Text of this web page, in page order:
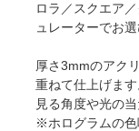
ロラ／スクエア
ュレーターでお
厚さ3mmのアク
重ねて仕上げます
見る角度や光の
※ホログラムの色